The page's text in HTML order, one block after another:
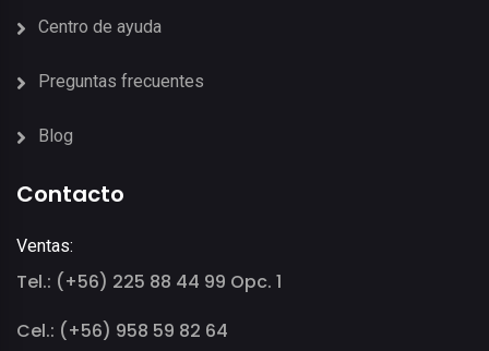
Centro de ayuda
Preguntas frecuentes
Blog
Contacto
Ventas:
Tel.: (+56) 225 88 44 99 Opc. 1
Cel.: (+56) 958 59 82 64